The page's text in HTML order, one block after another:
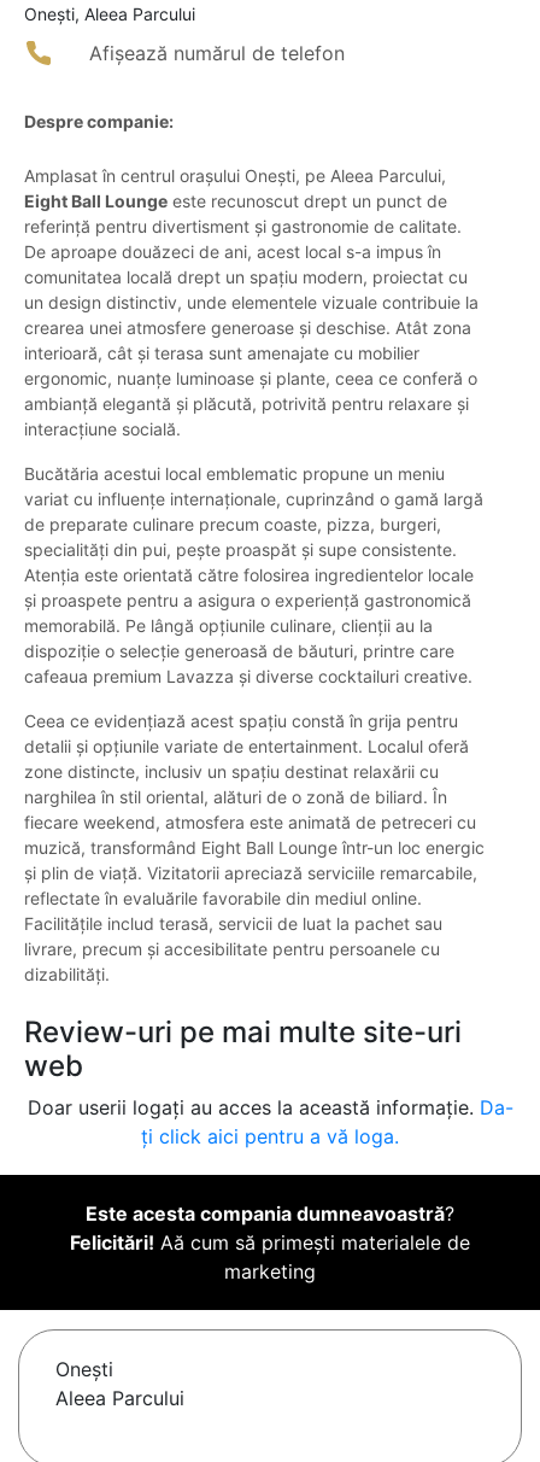
Oneşti, Aleea Parcului
Afișează numărul de telefon
Despre companie:
Amplasat în centrul orașului Onești, pe Aleea Parcului,
Eight Ball Lounge este recunoscut drept un punct de
referință pentru divertisment și gastronomie de calitate.
De aproape douăzeci de ani, acest local s-a impus în
comunitatea locală drept un spațiu modern, proiectat cu
un design distinctiv, unde elementele vizuale contribuie la
crearea unei atmosfere generoase și deschise. Atât zona
interioară, cât și terasa sunt amenajate cu mobilier
ergonomic, nuanțe luminoase și plante, ceea ce conferă o
ambianță elegantă și plăcută, potrivită pentru relaxare și
interacțiune socială.
Bucătăria acestui local emblematic propune un meniu
variat cu influențe internaționale, cuprinzând o gamă largă
de preparate culinare precum coaste, pizza, burgeri,
specialități din pui, pește proaspăt și supe consistente.
Atenția este orientată către folosirea ingredientelor locale
și proaspete pentru a asigura o experiență gastronomică
memorabilă. Pe lângă opțiunile culinare, clienții au la
dispoziție o selecție generoasă de băuturi, printre care
cafeaua premium Lavazza și diverse cocktailuri creative.
Ceea ce evidențiază acest spațiu constă în grija pentru
detalii și opțiunile variate de entertainment. Localul oferă
zone distincte, inclusiv un spațiu destinat relaxării cu
narghilea în stil oriental, alături de o zonă de biliard. În
fiecare weekend, atmosfera este animată de petreceri cu
muzică, transformând Eight Ball Lounge într-un loc energic
și plin de viață. Vizitatorii apreciază serviciile remarcabile,
reflectate în evaluările favorabile din mediul online.
Facilitățile includ terasă, servicii de luat la pachet sau
livrare, precum și accesibilitate pentru persoanele cu
dizabilități.
Review-uri pe mai multe site-uri
web
Doar userii logați au acces la această informație. Da-
ți click aici pentru a vă loga.
Este acesta compania dumneavoastră?
Felicitări! Aă cum să primești materialele de
marketing
Oneşti
Aleea Parcului